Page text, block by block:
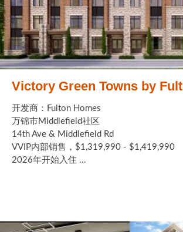
Victory Green Towns by
开发商：Fulton Homes
万锦市Middlefield社区
14th Ave & Middlefield Rd
VVIP内部销售，$1,319,990 - $1,419,990
2026年开始入住 ...